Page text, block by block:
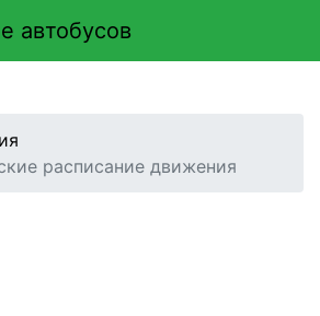
автобусов
расписание движения